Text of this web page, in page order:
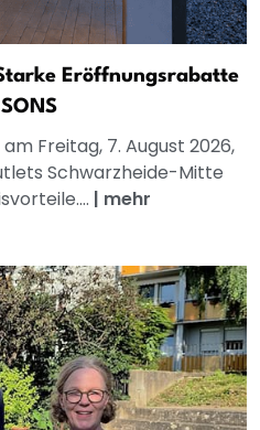
Eröffnungsrabatte
Freitag, 7. August 2026,
Schwarzheide-Mitte
| mehr